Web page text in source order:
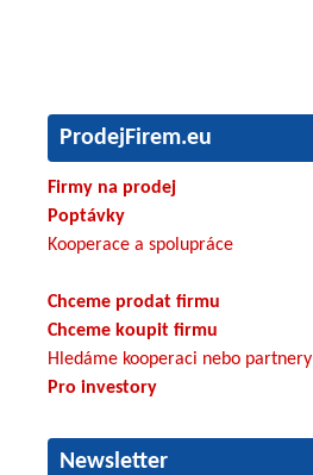
ProdejFirem.eu
Firmy na prodej
Poptávky
Kooperace a spolupráce
Chceme prodat firmu
Chceme koupit firmu
Hledáme kooperaci nebo partnery
Pro investory
Newsletter